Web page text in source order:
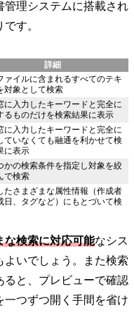
管理システムに搭載され
す。
詳細
ァイルに含まれるすべてのテキ
対象として検索
に入力したキーワードと完全に
るものだけを検索結果に表示
に入力したキーワードと完全に
ていなくても融通を利かせて検
に表示
かの検索条件を指定し対象を絞
で検索
たさまざまな属性情報（作成者
日、タグなど）にもとづいて検
な検索に対応可能なシス
よいでしょう。また検索
ると、プレビューで確認
一つずつ開く手間を省け